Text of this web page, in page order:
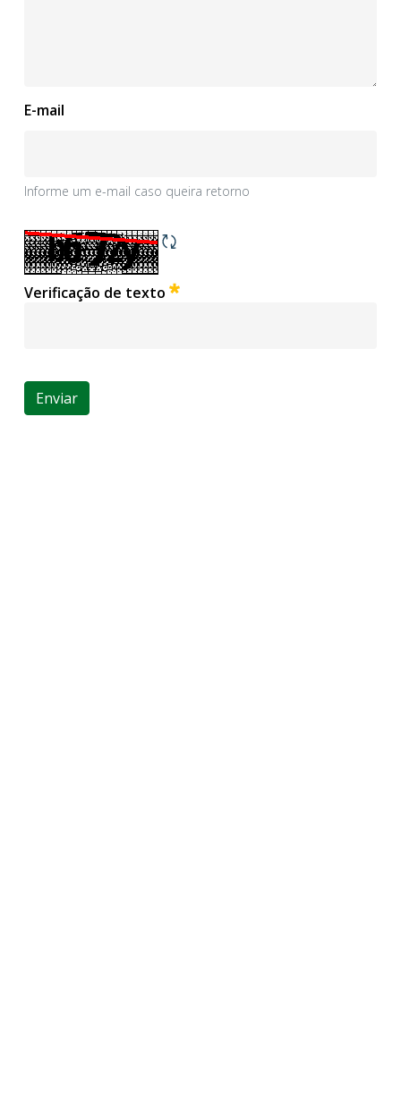
E-mail
Informe um e-mail caso queira retorno
Verificação de texto Obrigatório
Enviar